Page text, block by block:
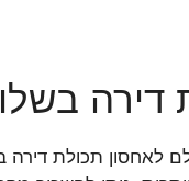
דירה
לאחסון תכולת